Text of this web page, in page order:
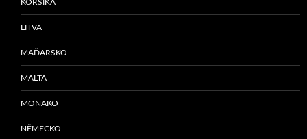
KORSIKA
LITVA
MAĎARSKO
MALTA
MONAKO
NĚMECKO